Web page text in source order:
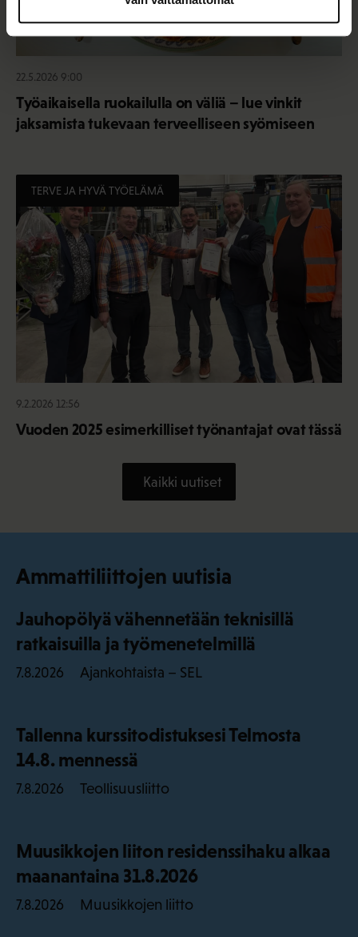
22.5.2026 9:00
Työaikaisella ruokailulla on väliä – lue vinkit
jaksamista tukevaan terveelliseen syömiseen
TERVE JA HYVÄ TYÖELÄMÄ
9.2.2026 12:56
Vuoden 2025 esimerkilliset työnantajat ovat tässä
Kaikki uutiset
Ammattiliittojen uutisia
Jauhopölyä vähennetään teknisillä
ratkaisuilla ja työmenetelmillä
7.8.2026 Ajankohtaista – SEL
Tallenna kurssitodistuksesi Telmosta
14.8. mennessä
7.8.2026 Teollisuusliitto
Muusikkojen liiton residenssihaku alkaa
maanantaina 31.8.2026
7.8.2026 Muusikkojen liitto